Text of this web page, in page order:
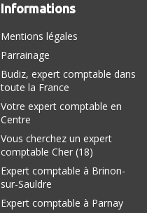
Informations
Mentions légales
Parrainage
Budiz, expert comptable dans
toute la France
Votre expert comptable en
Centre
Vous cherchez un expert
comptable Cher (18)
Expert comptable à Brinon-
sur-Sauldre
Expert comptable à Parnay